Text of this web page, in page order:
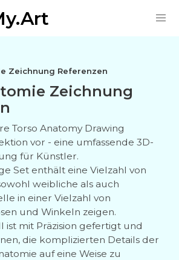
Zeichnung Referenzen
Zeichnung
Torso Anatomy Drawing
vor - eine umfassende 3D-
für Künstler.
Set enthält eine Vielzahl von
weibliche als auch
in einer Vielzahl von
und Winkeln zeigen.
ist mit Präzision gefertigt und
die komplizierten Details der
auf eine Weise zu